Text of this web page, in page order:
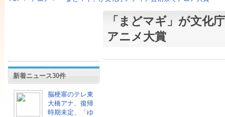
新着ニュース30件
脳梗塞のテレ東
大橋アナ、復帰
時期未定、「ゆ
「まどマギ」が文化
アニメ大賞